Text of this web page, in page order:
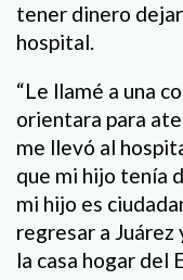
tener dinero
hospital.
“Le llamé a una
orientara para
me llevó al
que mi hijo tenía
mi hijo es
regresar a Juárez
la casa hogar del